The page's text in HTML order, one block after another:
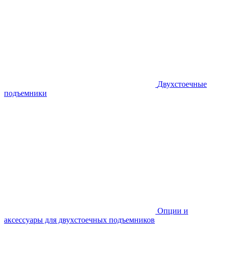
Двухстоечные
подъемники
Опции и
аксессуары для двухстоечных подъемников